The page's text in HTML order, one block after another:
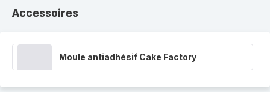
Accessoires
Moule antiadhésif Cake Factory